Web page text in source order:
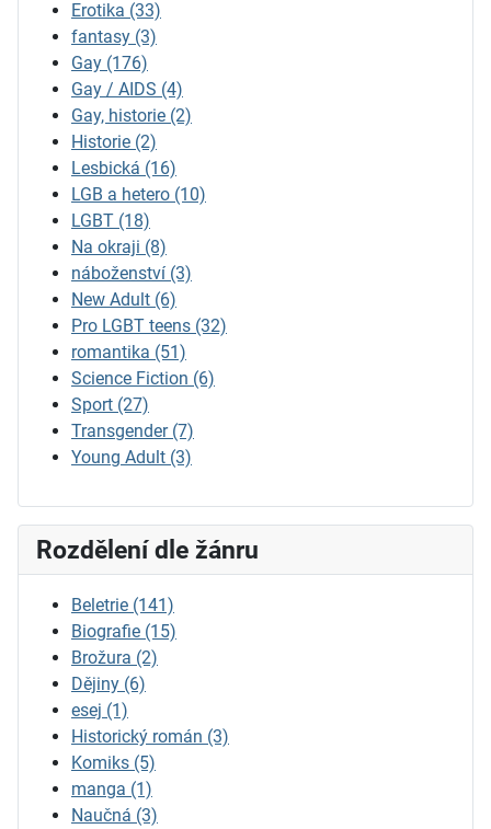
Erotika (33)
fantasy (3)
Gay (176)
Gay / AIDS (4)
Gay, historie (2)
Historie (2)
Lesbická (16)
LGB a hetero (10)
LGBT (18)
Na okraji (8)
náboženství (3)
New Adult (6)
Pro LGBT teens (32)
romantika (51)
Science Fiction (6)
Sport (27)
Transgender (7)
Young Adult (3)
Rozdělení dle žánru
Beletrie (141)
Biografie (15)
Brožura (2)
Dějiny (6)
esej (1)
Historický román (3)
Komiks (5)
manga (1)
Naučná (3)